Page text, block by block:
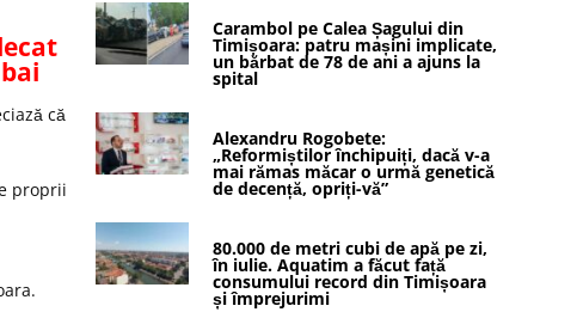
că
proprii
Carambol pe Calea Șagului din
Timișoara: patru mașini implicate,
un bărbat de 78 de ani a ajuns la
spital
Alexandru Rogobete:
„Reformiștilor închipuiți, dacă v-a
mai rămas măcar o urmă genetică
de decență, opriți-vă”
80.000 de metri cubi de apă pe zi,
în iulie. Aquatim a făcut față
consumului record din Timișoara
și împrejurimi